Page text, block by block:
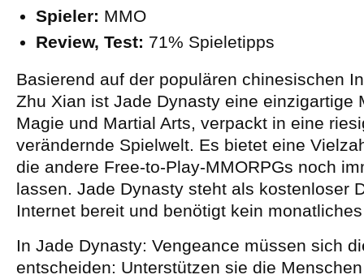
Spieler: MMO
Review, Test: 71% Spieletipps
Basierend auf der populären chinesischen
Zhu Xian ist Jade Dynasty eine einzigartige
Magie und Martial Arts, verpackt in eine
verändernde Spielwelt. Es bietet eine
die andere Free-to-Play-MMORPGs noch
lassen. Jade Dynasty steht als kostenloser
Internet bereit und benötigt kein
In Jade Dynasty: Vengeance müssen sich
entscheiden: Unterstützen sie die